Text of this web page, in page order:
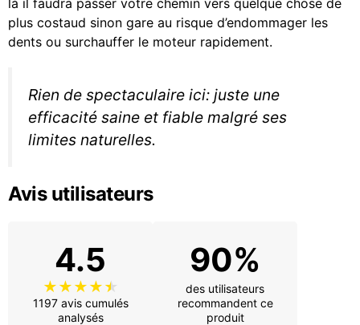
là il faudra passer votre chemin vers quelque chose de
plus costaud sinon gare au risque d’endommager les
dents ou surchauffer le moteur rapidement.
Rien de spectaculaire ici: juste une
efficacité saine et fiable malgré ses
limites naturelles.
Avis utilisateurs
4.5
1197 avis cumulés
analysés
90%
des utilisateurs
recommandent ce
produit